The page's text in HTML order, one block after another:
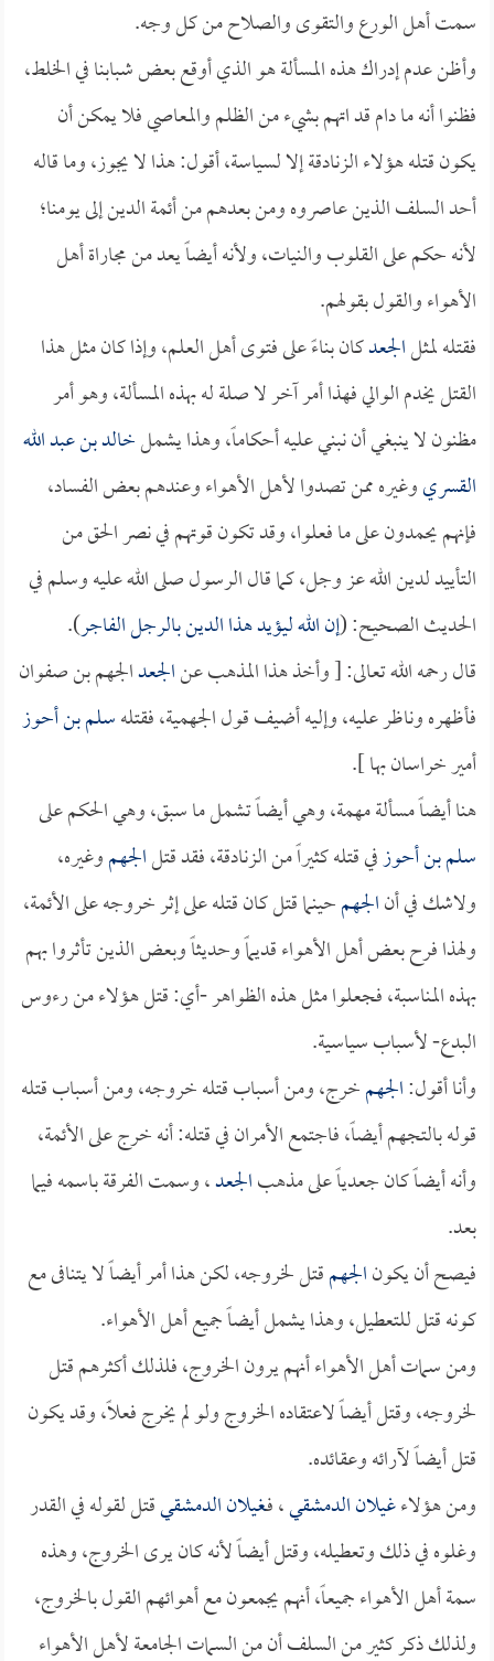
سمت أهل الورع والتقوى والصلاح من كل وجه.
وأظن عدم إدراك هذه المسألة هو الذي أوقع بعض شبابنا في الخلط،
فظنوا أنه ما دام قد اتهم بشيء من الظلم والمعاصي فلا يمكن أن
يكون قتله هؤلاء الزنادقة إلا لسياسة، أقول: هذا لا يجوز، وما قاله
أحد السلف الذين عاصروه ومن بعدهم من أئمة الدين إلى يومنا؛
لأنه حكم على القلوب والنيات، ولأنه أيضاً يعد من مجاراة أهل
الأهواء والقول بقولهم.
فقتله لمثلالجعدكان بناءً على فتوى أهل العلم، وإذا كان مثل هذا
القتل يخدم الوالي فهذا أمر آخر لا صلة له بهذه المسألة، وهو أمر
مظنون لا ينبغي أن نبني عليه أحكاماً، وهذا يشملخالد بن عبد الله
القسريوغيره ممن تصدوا لأهل الأهواء وعندهم بعض الفساد،
فإنهم يحمدون على ما فعلوا، وقد تكون قوتهم في نصر الحق من
التأييد لدين الله عز وجل، كما قال الرسول صلى الله عليه وسلم في
الحديث الصحيح: (إن الله ليؤيد هذا الدين بالرجل الفاجر).
قال رحمه الله تعالى: [ وأخذ هذا المذهب عنالجعدالجهم بن صفوان
فأظهره وناظر عليه، وإليه أضيف قول الجهمية، فقتلهسلم بن أحوز
أمير خراسان بها ].
هنا أيضاً مسألة مهمة، وهي أيضاً تشمل ما سبق، وهي الحكم على
سلم بن أحوزفي قتله كثيراً من الزنادقة، فقد قتلالجهموغيره،
ولاشك في أنالجهمحينما قتل كان قتله على إثر خروجه على الأئمة،
ولهذا فرح بعض أهل الأهواء قديماً وحديثاً وبعض الذين تأثروا بهم
بهذه المناسبة، فجعلوا مثل هذه الظواهر -أي: قتل هؤلاء من رءوس
البدع- لأسباب سياسية.
وأنا أقول:الجهمخرج، ومن أسباب قتله خروجه، ومن أسباب قتله
قوله بالتجهم أيضاً، فاجتمع الأمران في قتله: أنه خرج على الأئمة،
وأنه أيضاً كان جعدياً على مذهبالجعد، وسمت الفرقة باسمه فيما
بعد.
فيصح أن يكونالجهمقتل لخروجه، لكن هذا أمر أيضاً لا يتنافى مع
كونه قتل للتعطيل، وهذا يشمل أيضاً جميع أهل الأهواء.
ومن سمات أهل الأهواء أنهم يرون الخروج، فلذلك أكثرهم قتل
لخروجه، وقتل أيضاً لاعتقاده الخروج ولو لم يخرج فعلاً، وقد يكون
قتل أيضاً لآرائه وعقائده.
ومن هؤلاءغيلان الدمشقي، فـغيلان الدمشقيقتل لقوله في القدر
وغلوه في ذلك وتعطيله، وقتل أيضاً لأنه كان يرى الخروج، وهذه
سمة أهل الأهواء جميعاً، أنهم يجمعون مع أهوائهم القول بالخروج،
ولذلك ذكر كثير من السلف أن من السمات الجامعة لأهل الأهواء